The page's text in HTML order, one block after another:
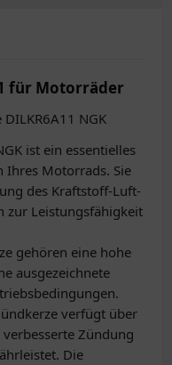
für Motorräder
NGK
ist ein essentielles
Ihres Motorrads. Sie
des Kraftstoff-Luft-
zur Leistungsfähigkeit
gehören eine hohe
ausgezeichnete
verfügt über
Zündung
Die